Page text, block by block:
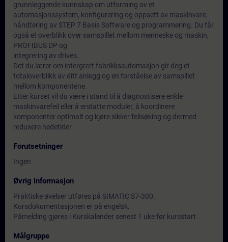
grunnleggende kunnskap om utforming av et
automasjonssystem, konfigurering og oppsett av maskinvare,
håndtering av STEP 7 Basis Software og programmering. Du får
også et overblikk over samspillet mellom menneske og maskin,
PROFIBUS DP og
integrering av drives.
Det du lærer om intergrert fabrikksautomasjon gir deg et
totaloverblikk av ditt anlegg og en forståelse av samspillet
mellom komponentene.
Etter kurset vil du være i stand til å diagnostisere enkle
maskinvarefeil eller å erstatte moduler, å koordinere
komponenter optimalt og kjøre sikker feilsøking og dermed
redusere nedetider.
Forutsetninger
Ingen
Øvrig informasjon
Praktiske øvelser utføres på SIMATIC S7-300.
Kursdokumentasjonen er på engelsk.
Påmelding gjøres i Kurskalender senest 1 uke før kursstart
Målgruppe